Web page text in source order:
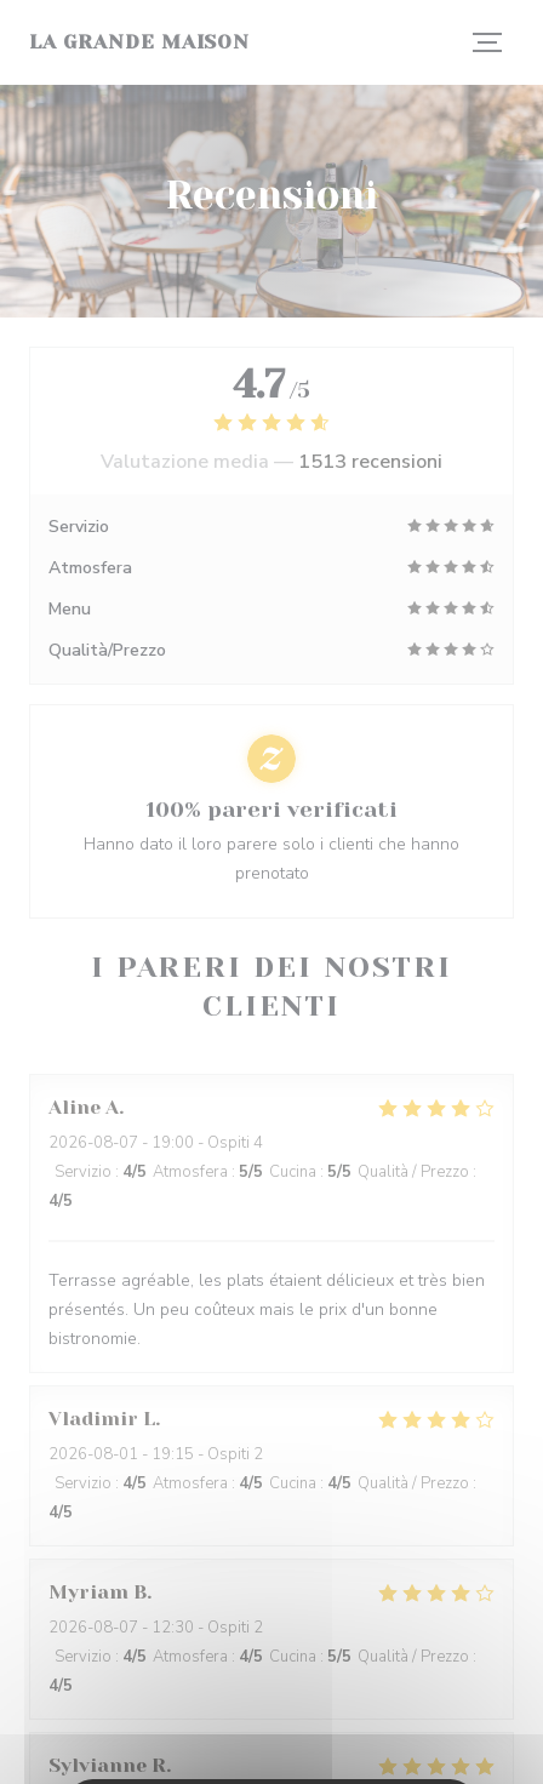
LA GRANDE MAISON
Recensioni
I PARERI DEI NOSTRI
CLIENTI
Aline A
2026-08-07 - 19:00 - Ospiti 4
Servizio : 4/5 Atmosfera : 5/5 Cucina : 5/5 Qualità / Prezzo :
4/5
Terrasse agréable, les plats étaient délicieux et très bien
présentés. Un peu coûteux mais le prix d'un bonne
bistronomie.
Vladimir L
2026-08-01 - 19:15 - Ospiti 2
Servizio : 4/5 Atmosfera : 4/5 Cucina : 4/5 Qualità / Prezzo :
4/5
Myriam B
2026-08-07 - 12:30 - Ospiti 2
Servizio : 4/5 Atmosfera : 4/5 Cucina : 5/5 Qualità / Prezzo :
4/5
Sylvianne R
4.7 /5
Valutazione media — 1513 recensioni
Servizio
Atmosfera
Menu
Qualità/Prezzo
100% pareri verificati
Hanno dato il loro parere solo i clienti che hanno
prenotato